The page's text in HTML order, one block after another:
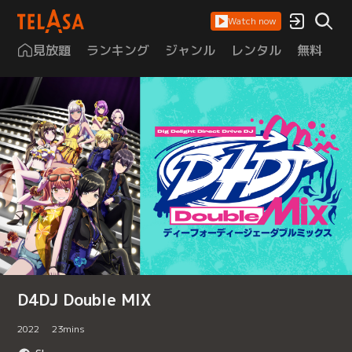
Watch now
見放題 ランキング ジャンル レンタル 無料
D4DJ Double MIX
2022 23mins